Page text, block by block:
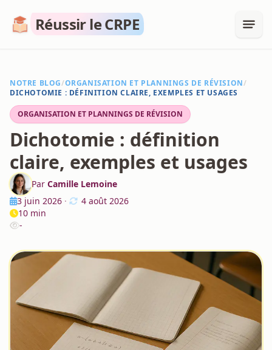
Réussir le CRPE
NOTRE BLOG/ORGANISATION ET PLANNINGS DE RÉVISION/
DICHOTOMIE : DÉFINITION CLAIRE, EXEMPLES ET USAGES
ORGANISATION ET PLANNINGS DE RÉVISION
Dichotomie : définition
claire, exemples et usages
Par Camille Lemoine
3 juin 2026 ·
4 août 2026
10 min
-